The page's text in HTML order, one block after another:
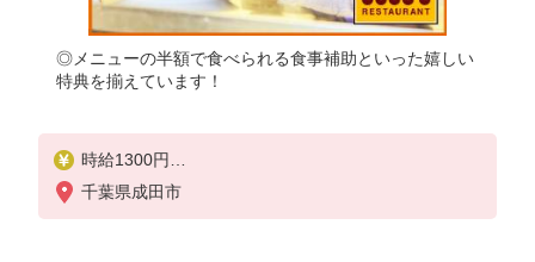
◎メニューの半額で食べられる食事補助といった嬉しい
特典を揃えています！
時給1300円
※22:00〜翌5:00：時給1625円
※高校生時給1250円
千葉県成田市